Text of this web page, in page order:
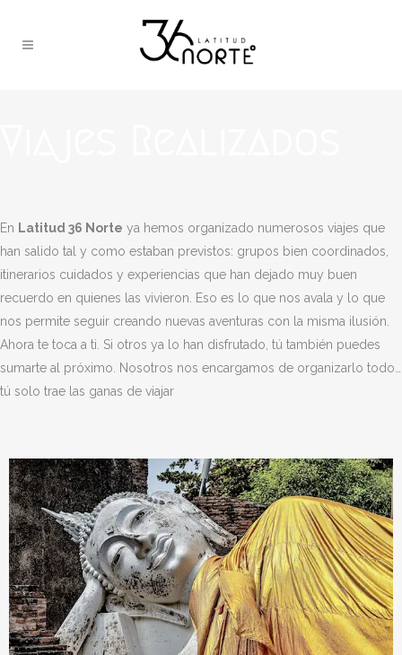
En Latitud 36 Norte ya hemos organizado numerosos viajes que
han salido tal y como estaban previstos: grupos bien coordinados,
itinerarios cuidados y experiencias que han dejado muy buen
recuerdo en quienes las vivieron. Eso es lo que nos avala y lo que
nos permite seguir creando nuevas aventuras con la misma ilusión.
Ahora te toca a ti. Si otros ya lo han disfrutado, tú también puedes
sumarte al próximo. Nosotros nos encargamos de organizarlo todo…
tú solo trae las ganas de viajar